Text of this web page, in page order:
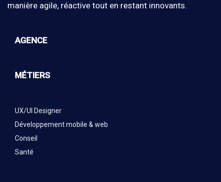
manière agile, réactive tout en restant innovants.
AGENCE
MÉTIERS
UX/UI Designer
Développement mobile & web
Conseil
Santé